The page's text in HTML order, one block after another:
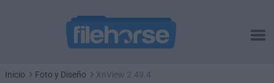
Inicio Foto y Diseño
XnView 2.49.4